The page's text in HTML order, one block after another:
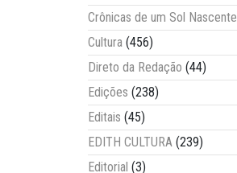
Crônicas de um Sol Nascente
Cultura (456)
Direto da Redação (44)
Edições (238)
Editais (45)
EDITH CULTURA (239)
Editorial (3)